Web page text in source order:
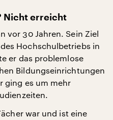
Nicht erreicht
vor 30 Jahren. Sein Ziel
Hochschulbetriebs in
er das problemlose
Bildungseinrichtungen
ging es um mehr
war und ist eine